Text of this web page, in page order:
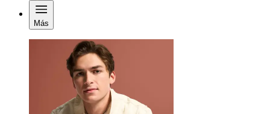
Más